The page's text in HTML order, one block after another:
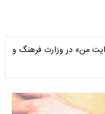
من» در وزارت فرهنگ و